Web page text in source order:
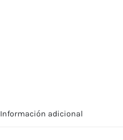
Información adicional